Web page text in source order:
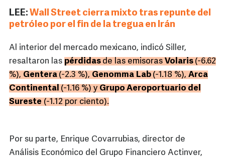
LEE: Wall Street cierra mixto tras repunte del
petróleo por el fin de la tregua en Irán
Al interior del mercado mexicano, indicó Siller,
resaltaron las pérdidas de las emisoras Volaris (-6.62
%), Gentera (-2.3 %), Genomma Lab (-1.18 %), Arca
Continental (-1.16 %) y Grupo Aeroportuario del
Sureste (-1.12 por ciento).
Por su parte, Enrique Covarrubias, director de
Análisis Económico del Grupo Financiero Actinver,